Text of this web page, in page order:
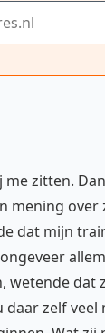
zitten.
mening
dat mijn
wetende dat
zelf veel